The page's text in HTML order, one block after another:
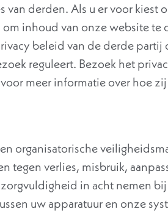
van derden. Als u er voor kiest
inhoud van onze website te
beleid van de derde
reguleert. Bezoek het
meer informatie over hoe
organisatorische
tegen verlies, misbruik,
in acht nemen bij
uw apparatuur en onze